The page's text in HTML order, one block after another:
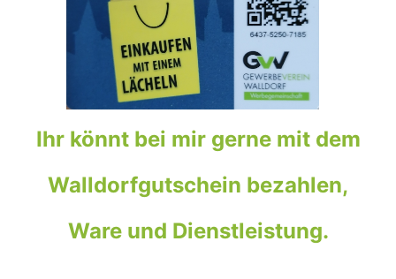
Ihr könnt bei mir gerne mit dem
Walldorfgutschein bezahlen,
Ware und Dienstleistung.